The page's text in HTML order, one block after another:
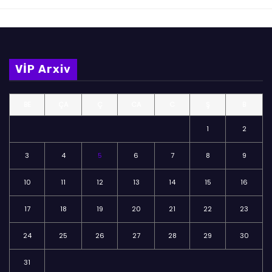
VİP Arxiv
1 2
3 4 5 6 7 8 9
10 11 12 13 14 15 16
17 18 19 20 21 22 23
24 25 26 27 28 29 30
31